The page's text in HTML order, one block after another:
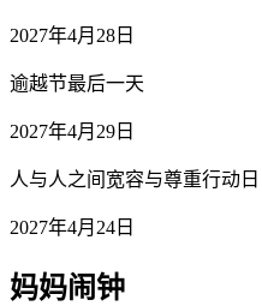
2027年4月28日
逾越节最后一天
2027年4月29日
人与人之间宽容与尊重行动日
2027年4月24日
妈妈闹钟